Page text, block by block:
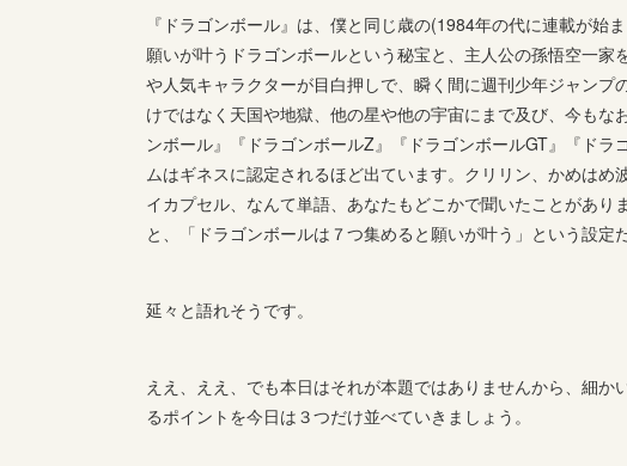
『ドラゴンボール』は、僕と同じ歳の(1984年の代に連載が始
願いが叶うドラゴンボールという秘宝と、主人公の孫悟空一
や人気キャラクターが目白押しで、瞬く間に週刊少年ジャン
けではなく天国や地獄、他の星や他の宇宙にまで及び、今も
ンボール』『ドラゴンボールZ』『ドラゴンボールGT』『ド
ムはギネスに認定されるほど出ています。クリリン、かめは
イカプセル、なんて単語、あなたもどこかで聞いたことがあ
と、「ドラゴンボールは７つ集めると願いが叶う」という設定
延々と語れそうです。
ええ、ええ、でも本日はそれが本題ではありませんから、細
るポイントを今日は３つだけ並べていきましょう。